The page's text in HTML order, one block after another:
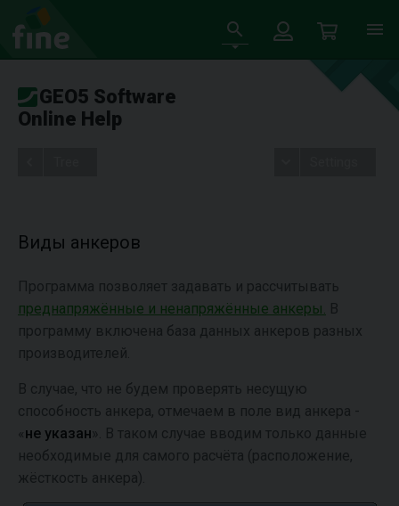
GEO5 Software
Online Help
Виды анкеров
Программа позволяет задавать и рассчитывать
преднапряжённые и ненапряжённые анкеры. В
программу включена база данных анкеров разных
производителей.
В случае, что не будем проверять несущую
способность анкера, отмечаем в поле вид анкера -
« не указан ». В таком случае вводим только данные
необходимые для самого расчёта (расположение,
жёсткость анкера).